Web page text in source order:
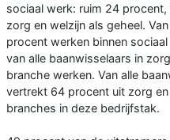
sociaal werk: ruim 24
zorg en welzijn als geheel.
procent werken binnen
van alle baanwisselaars in
branche werken. Van alle
vertrekt 64 procent uit zorg
branches in deze bedrijfstak.